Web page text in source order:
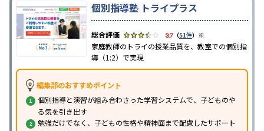
個別指導塾 トライプラス
3.7 （51件） ※
家庭教師のトライの授業品質を、教室での個別指
導（1:2）で実現
編集部のおすすめポイント
個別指導と演習が組み合わさった学習システムで、子どものや
る気を引き出す
勉強だけでなく、子どもの性格や精神面まで配慮したサポート